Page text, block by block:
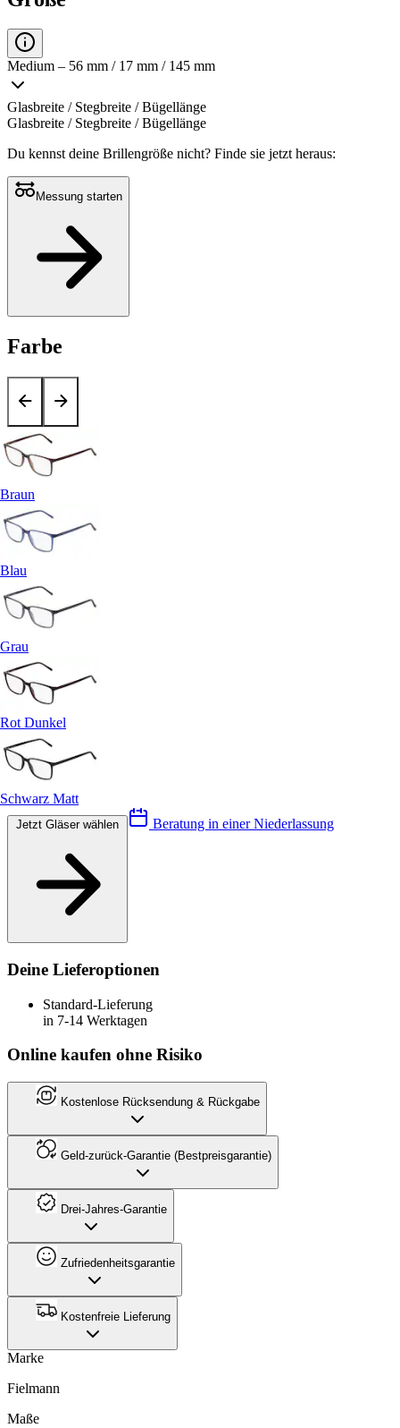
Medium – 56 mm / 17 mm / 145 mm
Glasbreite / Stegbreite / Bügellänge
Glasbreite / Stegbreite / Bügellänge
Du kennst deine Brillengröße nicht? Finde sie jetzt heraus:
Messung starten
Farbe
Braun
Blau
Grau
Rot Dunkel
Schwarz Matt
Beratung in einer Niederlassung
Deine Lieferoptionen
Standard-Lieferung
in 7-14 Werktagen
Online kaufen ohne Risiko
Kostenlose Rücksendung & Rückgabe
Geld-zurück-Garantie (Bestpreisgarantie)
Drei-Jahres-Garantie
Zufriedenheitsgarantie
Kostenfreie Lieferung
Marke
Fielmann
Maße